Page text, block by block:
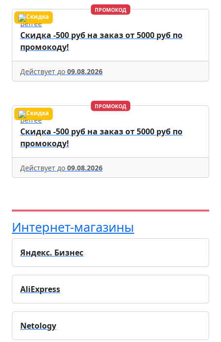
ПРОМОКОД
Befree
Скидка -500 руб на заказ от 5000 руб по
промокоду!
Действует до 09.08.2026
ПРОМОКОД
Befree
Скидка -500 руб на заказ от 5000 руб по
промокоду!
Действует до 09.08.2026
Интернет-магазины
Яндекс. Бизнес
AliExpress
Netology